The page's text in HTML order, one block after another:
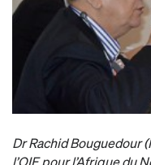
Dr Rachid Bouguedour
l’OIE pour l’Afrique du